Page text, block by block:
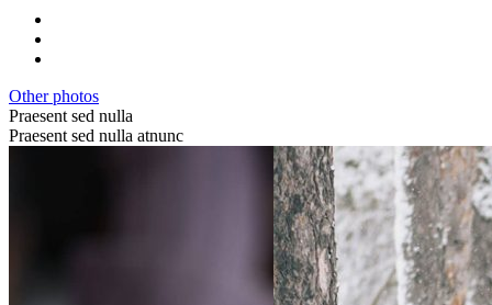
Other photos
Praesent sed nulla
Praesent sed nulla atnunc